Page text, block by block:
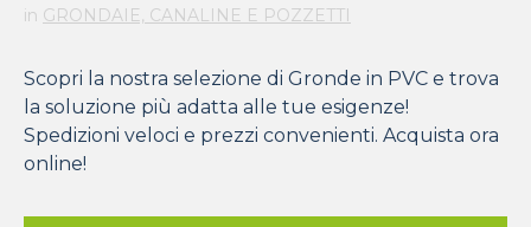
in GRONDAIE, CANALINE E POZZETTI
Scopri la nostra selezione di Gronde in PVC e trova
la soluzione più adatta alle tue esigenze!
Spedizioni veloci e prezzi convenienti. Acquista ora
online!